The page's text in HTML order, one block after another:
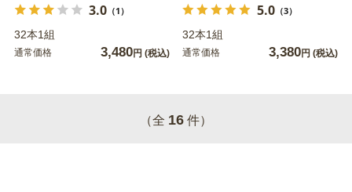
3.0（1）
32本1組
通常価格 3,480円 (税込)
5.0（3）
32本1組
通常価格 3,380円 (税込)
（全 16 件）